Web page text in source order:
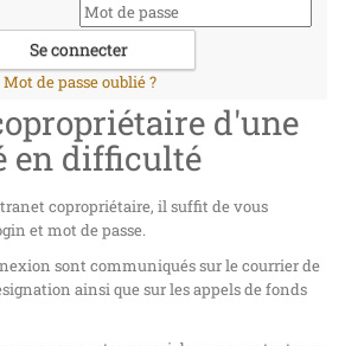
Mot de passe oublié ?
d'une
en difficulté
copropriétaire, il suffit de vous
et mot de passe.
sont communiqués sur le courrier de
ainsi que sur les appels de fonds